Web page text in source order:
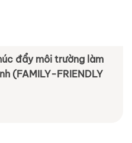
đẩy môi trường làm
(FAMILY-FRIENDLY